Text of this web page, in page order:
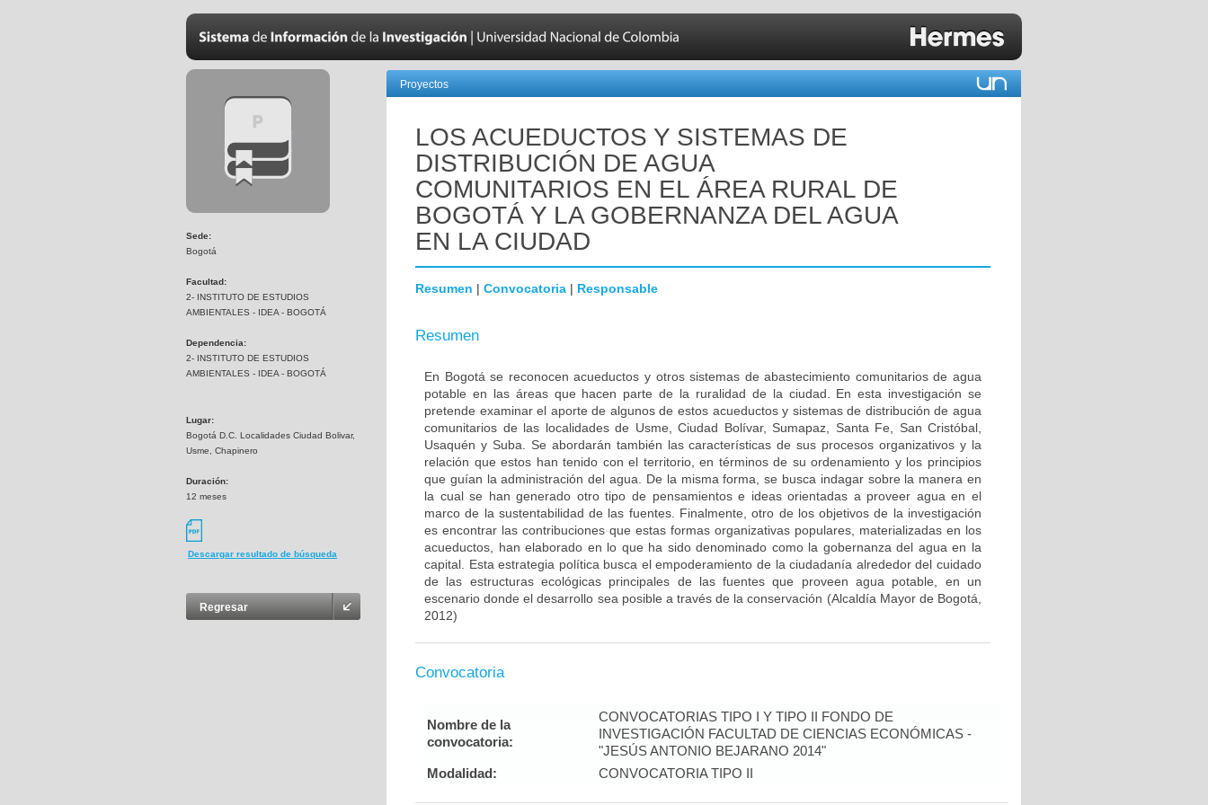
Sede:
Bogotá
Facultad:
2- INSTITUTO DE ESTUDIOS
AMBIENTALES - IDEA - BOGOTÁ
Dependencia:
2- INSTITUTO DE ESTUDIOS
AMBIENTALES - IDEA - BOGOTÁ
Lugar:
Bogotá D.C. Localidades Ciudad Bolivar,
Usme, Chapinero
Duración:
12 meses
Descargar resultado de búsqueda
Regresar
Proyectos
LOS ACUEDUCTOS Y SISTEMAS DE
DISTRIBUCIÓN DE AGUA
COMUNITARIOS EN EL ÁREA RURAL DE
BOGOTÁ Y LA GOBERNANZA DEL AGUA
EN LA CIUDAD
Resumen | Convocatoria | Responsable
Resumen
En Bogotá se reconocen acueductos y otros sistemas de abastecimiento comunitarios de agua
potable en las áreas que hacen parte de la ruralidad de la ciudad. En esta investigación se
pretende examinar el aporte de algunos de estos acueductos y sistemas de distribución de agua
comunitarios de las localidades de Usme, Ciudad Bolívar, Sumapaz, Santa Fe, San Cristóbal,
Usaquén y Suba. Se abordarán también las características de sus procesos organizativos y la
relación que estos han tenido con el territorio, en términos de su ordenamiento y los principios
que guían la administración del agua. De la misma forma, se busca indagar sobre la manera en
la cual se han generado otro tipo de pensamientos e ideas orientadas a proveer agua en el
marco de la sustentabilidad de las fuentes. Finalmente, otro de los objetivos de la investigación
es encontrar las contribuciones que estas formas organizativas populares, materializadas en los
acueductos, han elaborado en lo que ha sido denominado como la gobernanza del agua en la
capital. Esta estrategia política busca el empoderamiento de la ciudadanía alrededor del cuidado
de las estructuras ecológicas principales de las fuentes que proveen agua potable, en un
escenario donde el desarrollo sea posible a través de la conservación (Alcaldía Mayor de Bogotá,
2012)
Convocatoria
Nombre de la
convocatoria:
CONVOCATORIAS TIPO I Y TIPO II FONDO DE
INVESTIGACIÓN FACULTAD DE CIENCIAS ECONÓMICAS -
"JESÚS ANTONIO BEJARANO 2014"
Modalidad:
CONVOCATORIA TIPO II